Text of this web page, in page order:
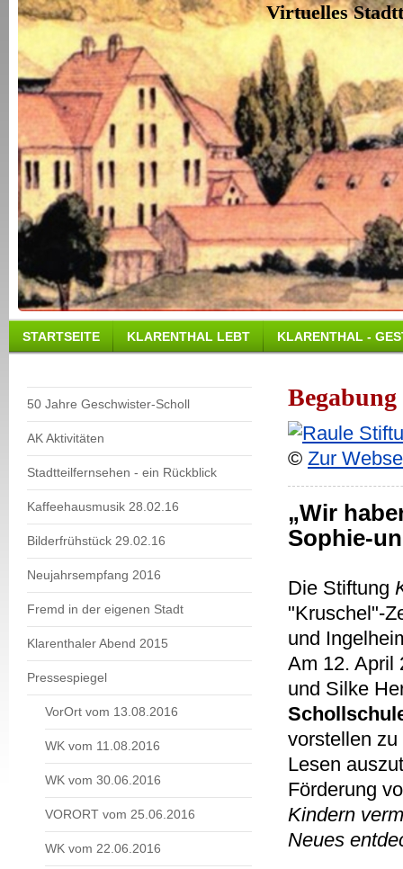
Virtuelles
STARTSEITE KLARENTHAL LEBT KLARENTHAL -
50 Jahre Geschwister-Scholl
AK Aktivitäten
Stadtteilfernsehen - ein Rückblick
Kaffeehausmusik 28.02.16
Bilderfrühstück 29.02.16
Neujahrsempfang 2016
Fremd in der eigenen Stadt
Klarenthaler Abend 2015
Pressespiegel
VorOrt vom 13.08.2016
WK vom 11.08.2016
WK vom 30.06.2016
VORORT vom 25.06.2016
WK vom 22.06.2016
© Zur
„Wir
Sophie-
Die Stiftung
"Kruschel"-
und
Am 12. April
und Silke
vorstellen
Lesen
Förderung
Kindern
Neues